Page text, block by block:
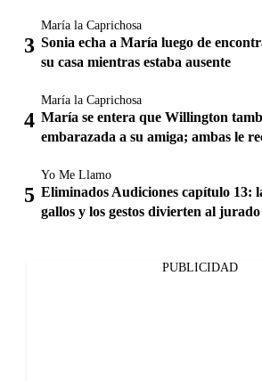
María la Caprichosa
Sonia echa a María luego de
su casa mientras estaba ausente
María la Caprichosa
María se entera que Willington
embarazada a su amiga; ambas le
Yo Me Llamo
Eliminados Audiciones capítulo 13:
gallos y los gestos divierten al jurado
PUBLICIDAD